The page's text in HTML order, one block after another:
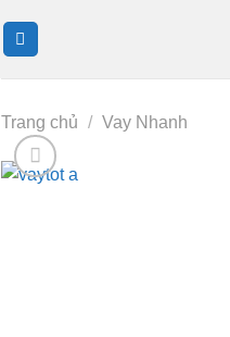
Trang chủ / Vay Nhanh